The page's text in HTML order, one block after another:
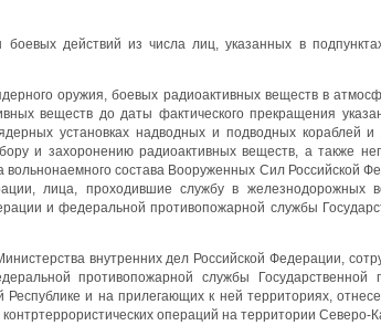
действий из числа лиц, указанных в
оружия, боевых радиоактивных веществ в
веществ до даты фактического прекращения
установках надводных и подводных кораблей и
и захоронению радиоактивных веществ, а также
состава Вооруженных Сил Российской
лица, проходившие службу в железнодорожных
и федеральной противопожарной службы
внутренних дел Российской Федерации,
противопожарной службы Государственной
и на прилегающих к ней территориях,
операций на территории Северо-